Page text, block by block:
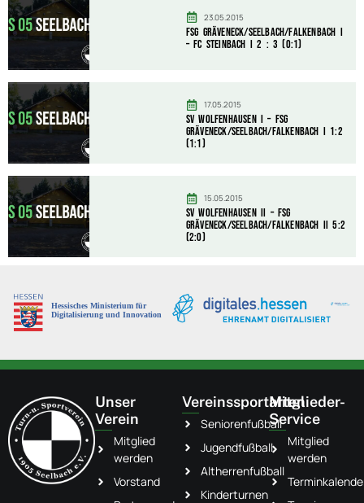
23.05.2015
FSG Gräveneck/Seelbach/Falkenbach I
– FC Steinbach I 2 : 3 (0:1)
17.05.2015
SV Wolfenhausen I – FSG
Gräveneck/Seelbach/Falkenbach I 1:2
(1:1)
15.05.2015
SV Wolfenhausen II – FSG
Gräveneck/Seelbach/Falkenbach II 5:2
(2:0)
Unser
Verein
Mitglied
werden
Vorstand
Vereinssportarten
Seniorenfußball
Jugendfußball
Altherrenfußball
Kinderturnen
Mitglieder-
Service
Mitglied
werden